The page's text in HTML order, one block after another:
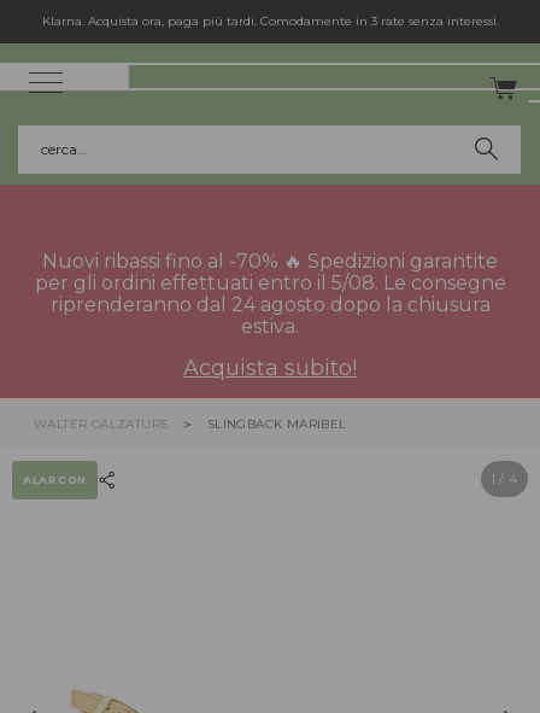
Klarna. Acquista ora, paga più tardi. Comodamente in 3 rate senza interessi.
cerca...
Nuovi ribassi fino al -70% 🔥 Spedizioni garantite
per gli ordini effettuati entro il 5/08. Le consegne
riprenderanno dal 24 agosto dopo la chiusura
estiva.
Acquista subito!
WALTER CALZATURE SLINGBACK MARIBEL
1 / 4
ALARCON